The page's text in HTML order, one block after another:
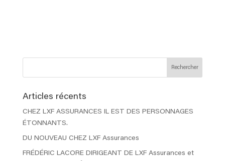
Articles récents
CHEZ LXF ASSURANCES IL EST DES PERSONNAGES
ÉTONNANTS.
DU NOUVEAU CHEZ LXF Assurances
FRÉDÉRIC LACORE DIRIGEANT DE LXF Assurances et